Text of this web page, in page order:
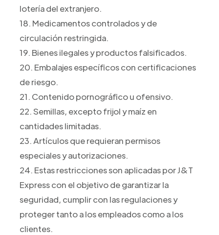
lotería del extranjero.
18. Medicamentos controlados y de
circulación restringida.
19. Bienes ilegales y productos falsificados.
20. Embalajes específicos con certificaciones
de riesgo.
21. Contenido pornográfico u ofensivo.
22. Semillas, excepto frijol y maíz en
cantidades limitadas.
23. Artículos que requieran permisos
especiales y autorizaciones.
24. Estas restricciones son aplicadas por J&T
Express con el objetivo de garantizar la
seguridad, cumplir con las regulaciones y
proteger tanto a los empleados como a los
clientes.